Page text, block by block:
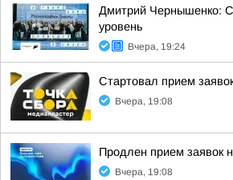
Дмитрий Чернышенко:
уровень
Вчера, 19:24
Стартовал прием
Вчера, 19:08
Продлен прием заявок
Вчера, 19:08